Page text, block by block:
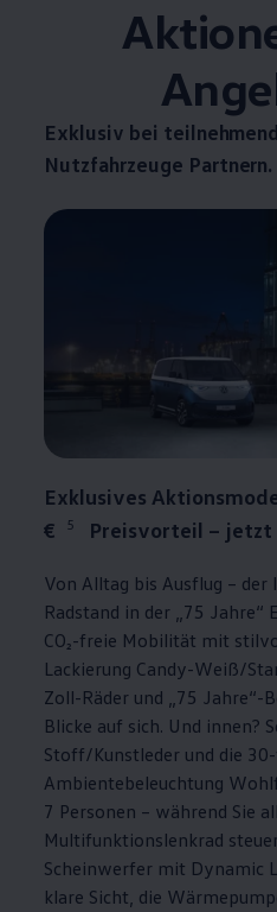
Exklusiv bei
Nutzfahrzeuge Partnern.
Exklusives
€
5 Preisvorteil – jetzt
Von Alltag bis Ausflug – der
Radstand in der „75
CO₂-freie Mobilität mit
Lackierung Candy-Weiß/
Zoll-Räder und „75 Jahre“-
Blicke auf sich. Und innen?
Stoff/Kunstleder und die
Ambientebeleuchtung
7 Personen – während Sie
Multifunktionslenkrad
Scheinwerfer mit Dynamic
klare Sicht, die